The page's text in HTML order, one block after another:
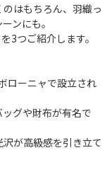
はもちろん、羽織っ
ンにも。
3つご紹介します。
ローニャで設立され
グや財布が有名で
が高級感を引き立て